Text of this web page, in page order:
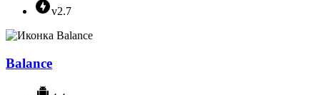
v2.7
Balance